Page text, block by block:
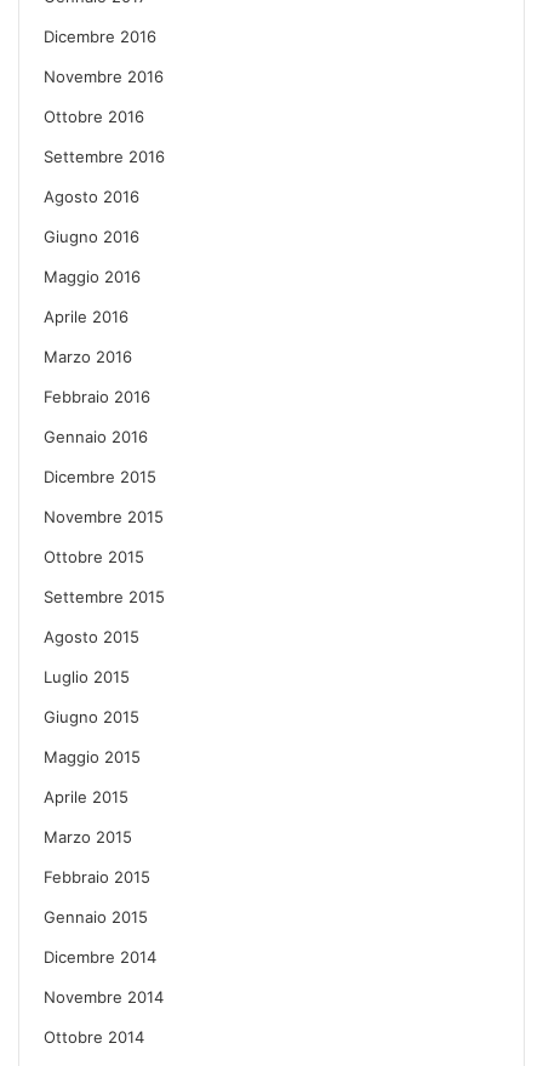
Dicembre 2016
Novembre 2016
Ottobre 2016
Settembre 2016
Agosto 2016
Giugno 2016
Maggio 2016
Aprile 2016
Marzo 2016
Febbraio 2016
Gennaio 2016
Dicembre 2015
Novembre 2015
Ottobre 2015
Settembre 2015
Agosto 2015
Luglio 2015
Giugno 2015
Maggio 2015
Aprile 2015
Marzo 2015
Febbraio 2015
Gennaio 2015
Dicembre 2014
Novembre 2014
Ottobre 2014